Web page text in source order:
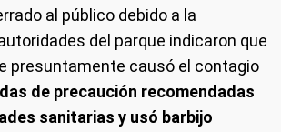
al público debido a la
del parque indicaron que
presuntamente causó el contagio
de precaución recomendadas
sanitarias y usó barbijo